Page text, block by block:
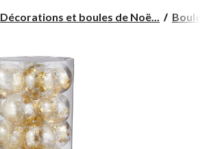
Décorations et boules de Noë... Boules